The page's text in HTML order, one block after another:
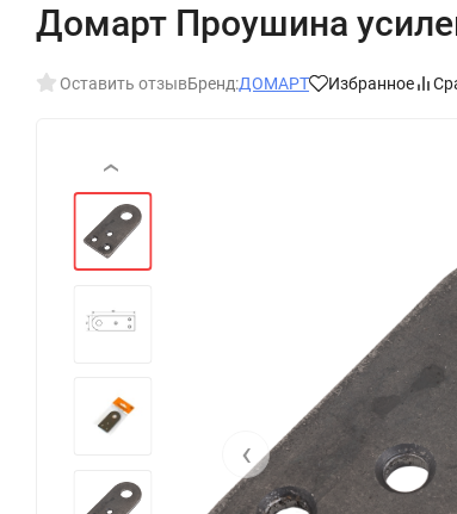
Домарт Проушина
Оставить отзывБренд:ДОМАРТ Избранное
‹
‹